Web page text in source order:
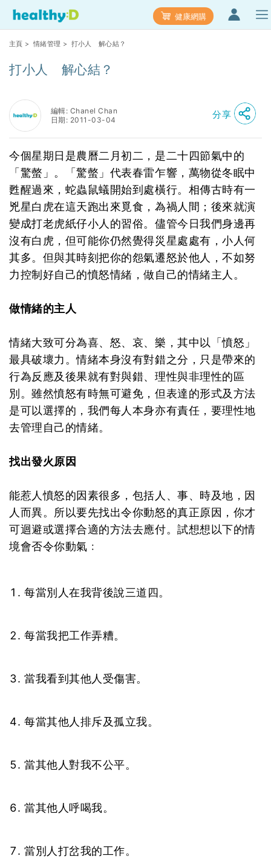
健康網購
主頁 >情緒管理 > 打小人 解心結？
打小人 解心結？
編輯: Chanel Chan
日期: 2011-03-04
分享
今個星期日是農曆二月初二，是二十四節氣中的
「驚螫」。「驚螫」代表春雷乍響，萬物從冬眠中
甦醒過來，蛇蟲鼠蟻開始到處橫行。相傳古時有一
兇星白虎在這天跑出來覓食，為禍人間；後來就演
變成打老虎紙仔小人的習俗。儘管今日我們身邊再
沒有白虎，但可能你仍然覺得災星處處有，小人何
其多。但與其時刻把你的怨氣遷怒於他人，不如努
力控制好自己的憤怒情緒，做自己的情緒主人。
做情緒的主人
情緒大致可分為喜、怒、哀、樂，其中以「憤怒」
最具破壞力。情緒本身沒有對錯之分，只是帶來的
行為反應及後果就有對與錯、理性與非理性的區
別。雖然憤怒有時無可避免，但表達的形式及方法
是可以選擇的，我們每人本身亦有責任，要理性地
去管理自己的情緒。
找出發火原因
能惹人憤怒的因素很多，包括人、事、時及地，因
人而異。所以要先找出令你動怒的真正原因，你才
可迴避或選擇合適的方法去應付。試想想以下的情
境會否令你動氣﹕
每當別人在我背後說三道四。
每當我把工作弄糟。
當我看到其他人受傷害。
每當其他人排斥及孤立我。
當其他人對我不公平。
當其他人呼喝我。
當別人打岔我的工作。